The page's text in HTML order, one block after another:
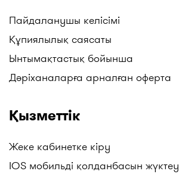
Пайдаланушы келісімі
Құпиялылық саясаты
Ынтымақтастық бойынша
Дәріханаларға арналған оферта
Қызметтік
Жеке кабинетке кіру
IOS мобильді қолданбасын жүктеу